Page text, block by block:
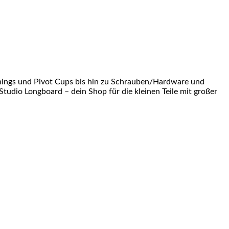
und Pivot Cups bis hin zu Schrauben/Hardware und
Longboard – dein Shop für die kleinen Teile mit großer